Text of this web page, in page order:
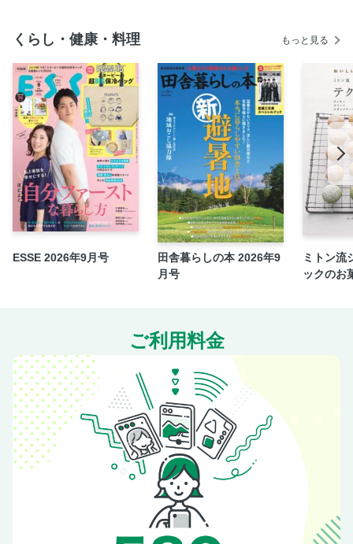
くらし・健康・料理 もっと見る
ESSE 2026年9月号
田舎暮らしの本 2026年9
月号
ミトン流
ックのお
ご利用料金